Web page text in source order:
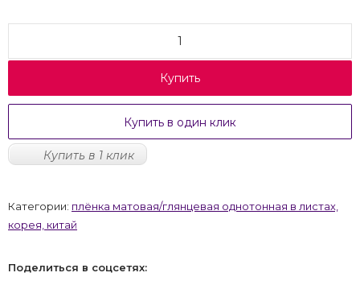
Купить
Купить в один клик
Купить в 1 клик
Категории: плёнка матовая/глянцевая однотонная в листах,
корея, китай
Поделиться в соцсетях: